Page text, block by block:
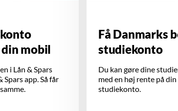
mobil
i Lån & Spars
Spars app. Så får
Få Danmarks
studiekonto
Du kan gøre dine
med en høj rente på din
studiekonto.